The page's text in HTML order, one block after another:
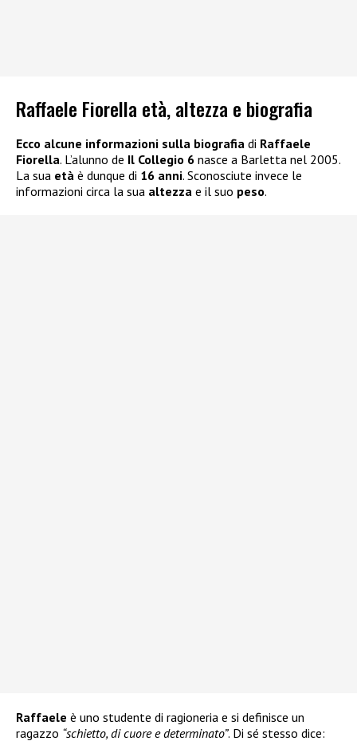
Raffaele Fiorella età, altezza e biografia
Ecco alcune informazioni sulla biografia di Raffaele
Fiorella. L’alunno de Il Collegio 6 nasce a Barletta nel 2005.
La sua età è dunque di 16 anni. Sconosciute invece le
informazioni circa la sua altezza e il suo peso.
Raffaele è uno studente di ragioneria e si definisce un
ragazzo “schietto, di cuore e determinato”. Di sé stesso dice: